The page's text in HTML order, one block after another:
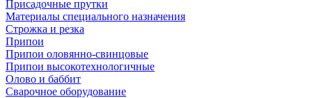
Присадочные прутки
Материалы специального назначения
Строжка и резка
Припои
Припои оловянно-свинцовые
Припои высокотехнологичные
Олово и баббит
Сварочное оборудование